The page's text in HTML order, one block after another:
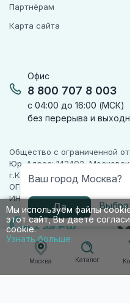
Москва
Ваш город Москва?
Да
Каталог
Мы используем файлы
этот сайт, Вы даете
cookie.
Узнать больше
Офис
8 800 707 8 003
с 04:00 до 16:00 (МСК)
без перерыва и
Партнёрам
Карта сайта
Общество с ограниченной
Юр. Адрес: 143402,
г.Красногорск, ул.
ОГРН 1225000071955
ИНН 5024223277